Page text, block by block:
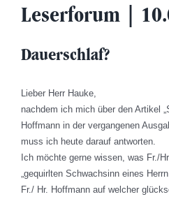
Leserforum |
Dauerschlaf?
Lieber Herr Hauke,
nachdem ich mich über den Artikel
Hoffmann in der vergangenen
muss ich heute darauf antworten.
Ich möchte gerne wissen, was Fr./
„gequirlten Schwachsinn eines
Fr./ Hr. Hoffmann auf welcher